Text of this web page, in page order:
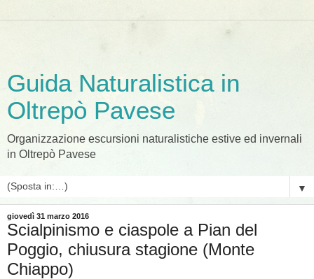
Guida Naturalistica in
Oltrepò Pavese
Organizzazione escursioni naturalistiche estive ed invernali
in Oltrepò Pavese
▼
giovedì 31 marzo 2016
Scialpinismo e ciaspole a Pian del
Poggio, chiusura stagione (Monte
Chiappo)